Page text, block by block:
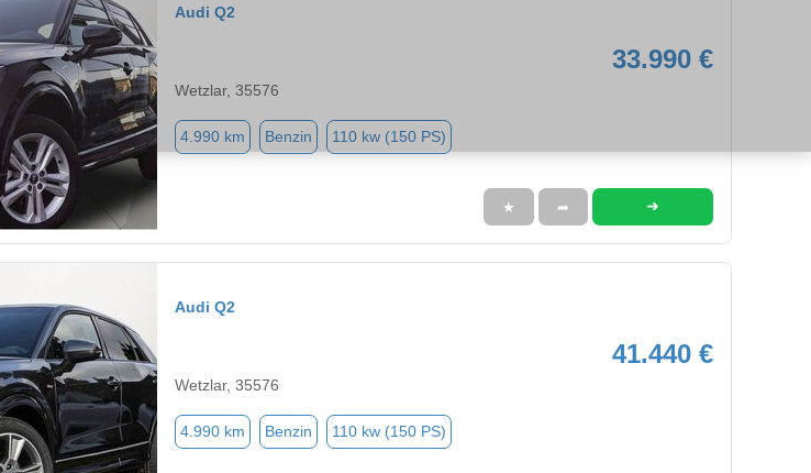
Audi Q2
33.990 €
Wetzlar, 35576
4.990 km Benzin 110 kw (150 PS)
★ ➦ ➜
Audi Q2
41.440 €
Wetzlar, 35576
4.990 km Benzin 110 kw (150 PS)